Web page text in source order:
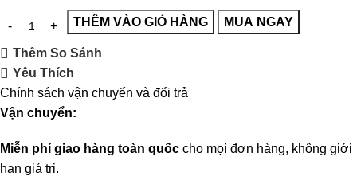
THÊM VÀO GIỎ HÀNG MUA NGAY
Thêm So Sánh
Yêu Thích
Chính sách vận chuyển và đổi trả
Vận chuyển:
Miễn phí giao hàng toàn quốc cho mọi đơn hàng, không giới
hạn giá trị.